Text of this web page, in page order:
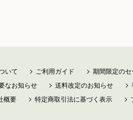
いて ご利用ガイド 期間限定の
なお知らせ
送料改定のお知らせ
概要 特定商取引法に基づく表示